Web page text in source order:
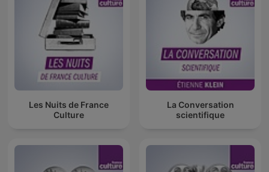
Les Nuits de France
Culture
La Conversation
scientifique